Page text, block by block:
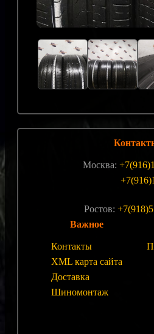
Москва:
Ростов:
Важное
Контакты
XML карта сайта
Доставка
Шиномонтаж